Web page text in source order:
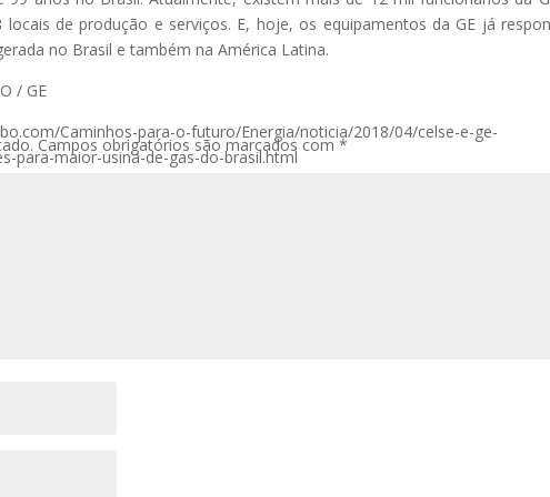
de produção e serviços. E, hoje, os equipamentos da GE já
no Brasil e também na América Latina.
/ GE
Caminhos-para-o-futuro/Energia/noticia/2018/04/celse-e-ge-
para-maior-usina-de-gas-do-brasil.html
Campos obrigatórios são marcados com*